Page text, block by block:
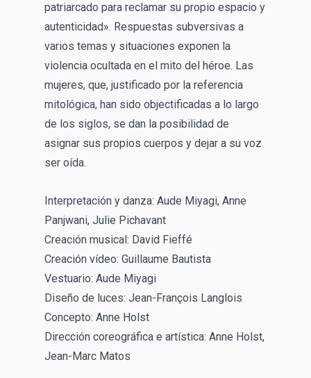
patriarcado para reclamar su propio espacio y
autenticidad». Respuestas subversivas a
varios temas y situaciones exponen la
violencia ocultada en el mito del héroe. Las
mujeres, que, justificado por la referencia
mitológica, han sido objectificadas a lo largo
de los siglos, se dan la posibilidad de
asignar sus propios cuerpos y dejar a su voz
ser oída.
Interpretación y danza: Aude Miyagi, Anne
Panjwani, Julie Pichavant
Creación musical: David Fieffé
Creación vídeo: Guillaume Bautista
Vestuario: Aude Miyagi
Diseño de luces: Jean-François Langlois
Concepto: Anne Holst
Dirección coreográfica e artística: Anne Holst,
Jean-Marc Matos